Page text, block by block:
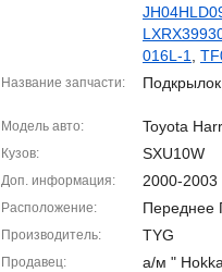
016L-1
Название запчасти
Модель авто Toyota
Кузов SXU10W
Доп. информация 2000-2003
Расположение Переднее
Производитель TYG
Продавец
а/м "